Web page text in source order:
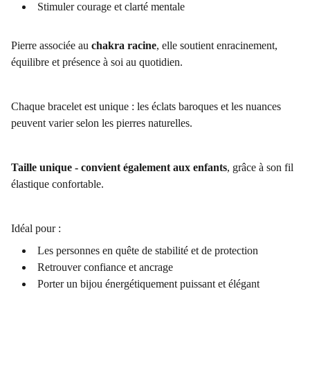
Stimuler courage et clarté mentale
Pierre associée au chakra racine, elle soutient enracinement,
équilibre et présence à soi au quotidien.
Chaque bracelet est unique : les éclats baroques et les nuances
peuvent varier selon les pierres naturelles.
Taille unique - convient également aux enfants, grâce à son fil
élastique confortable.
Idéal pour :
Les personnes en quête de stabilité et de protection
Retrouver confiance et ancrage
Porter un bijou énergétiquement puissant et élégant